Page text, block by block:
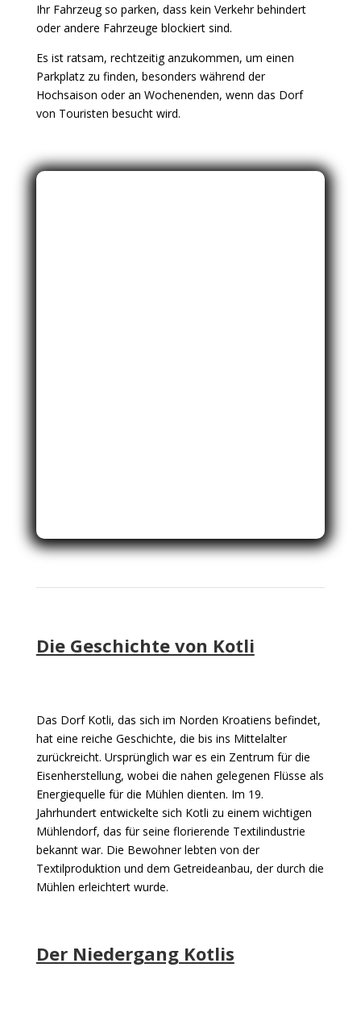
Ihr Fahrzeug so parken, dass kein Verkehr behindert
oder andere Fahrzeuge blockiert sind.
Es ist ratsam, rechtzeitig anzukommen, um einen
Parkplatz zu finden, besonders während der
Hochsaison oder an Wochenenden, wenn das Dorf
von Touristen besucht wird.
Die Geschichte von Kotli
Das Dorf Kotli, das sich im Norden Kroatiens befindet,
hat eine reiche Geschichte, die bis ins Mittelalter
zurückreicht. Ursprünglich war es ein Zentrum für die
Eisenherstellung, wobei die nahen gelegenen Flüsse als
Energiequelle für die Mühlen dienten. Im 19.
Jahrhundert entwickelte sich Kotli zu einem wichtigen
Mühlendorf, das für seine florierende Textilindustrie
bekannt war. Die Bewohner lebten von der
Textilproduktion und dem Getreideanbau, der durch die
Mühlen erleichtert wurde.
Der Niedergang Kotlis